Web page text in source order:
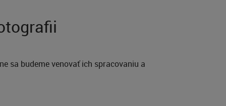
sa budeme venovať ich spracovaniu a